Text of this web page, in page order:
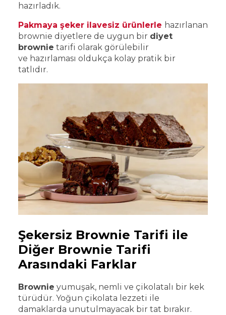
hazırladık.
Pakmaya şeker ilavesiz ürünlerle hazırlanan
brownie diyetlere de uygun bir diyet
brownie tarifi olarak görülebilir
ve hazırlaması oldukça kolay pratik bir
tatlıdır.
Şekersiz Brownie Tarifi ile
Diğer Brownie Tarifi
Arasındaki Farklar
Brownie yumuşak, nemli ve çikolatalı bir kek
türüdür. Yoğun çikolata lezzeti ile
damaklarda unutulmayacak bir tat bırakır.